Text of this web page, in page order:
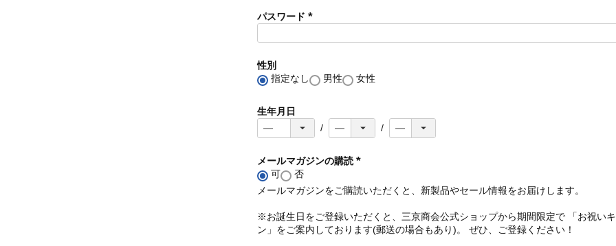
)
パスワード
必
性別
指定なし
男性 女性
生年月日
メールマガジンの購読
必
)
可
否
メールマガジンをご購読いただくと、新製品やセール情報をお届けします。
※お誕生日をご登録いただくと、三京商会公式ショップから期間限定で 「お祝い
ン」をご案内しております(郵送の場合もあり)。 ぜひ、ご登録ください！